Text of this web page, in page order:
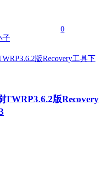
0
子
TWRP3.6.2版Recovery